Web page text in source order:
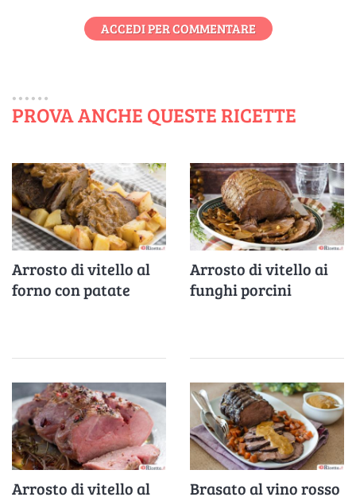
ACCEDI PER COMMENTARE
PROVA ANCHE QUESTE RICETTE
Arrosto di vitello al
forno con patate
Arrosto di vitello ai
funghi porcini
Arrosto di vitello al
Brasato al vino rosso